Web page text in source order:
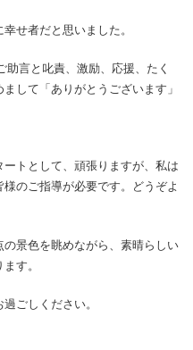
せ者だと思いました。
言と叱責、激励、応援、たく
して「ありがとうございます」
トとして、頑張りますが、私は
のご指導が必要です。どうぞよ
景色を眺めながら、素晴らしい
す。
ごしください。